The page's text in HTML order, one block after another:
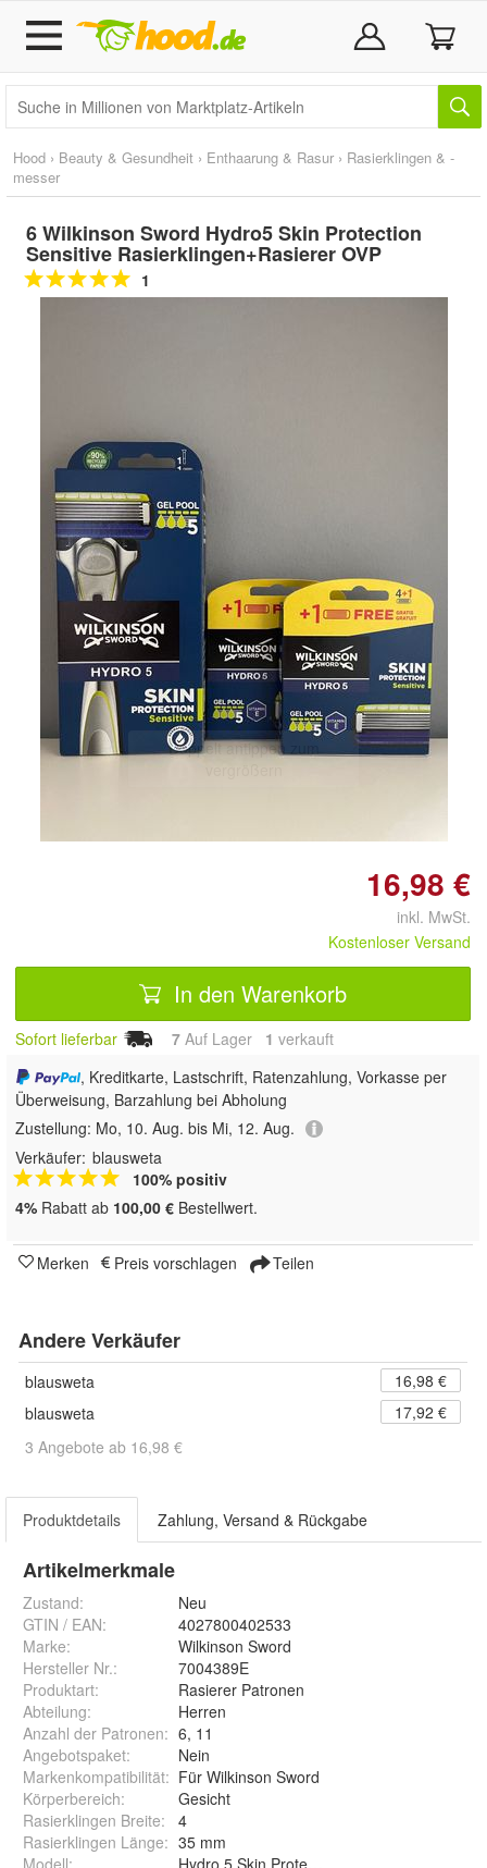
Hood › Beauty & Gesundheit › Enthaarung & Rasur › Rasierklingen & -
messer
6 Wilkinson Sword Hydro5 Skin Protection
Sensitive Rasierklingen+Rasierer OVP
1
Doppelt antippen zum
16,98 €
inkl. MwSt.
Kostenloser Versand
In den Warenkorb
Sofort lieferbar 7 Auf Lager 1 verkauft
, Kreditkarte, Lastschrift, Ratenzahlung, Vorkasse per
Überweisung, Barzahlung bei Abholung
Zustellung: Mo, 10. Aug. bis Mi, 12. Aug.
Verkäufer: blausweta
100% positiv
4% Rabatt ab 100,00 € Bestellwert.
Merken Preis vorschlagen Teilen
Andere Verkäufer
blausweta
16,98 €
blausweta
17,92 €
3 Angebote ab 16,98 €
Produktdetails Zahlung, Versand & Rückgabe
Artikelmerkmale
Zustand:
Neu
GTIN / EAN:
4027800402533
Marke:
Wilkinson Sword
Hersteller Nr.:
7004389E
Produktart:
Rasierer Patronen
Abteilung:
Herren
Anzahl der Patronen: 6, 11
Angebotspaket:
Nein
Markenkompatibilität:
Für Wilkinson Sword
Körperbereich:
Gesicht
Rasierklingen Breite:
4
Rasierklingen Länge: 35 mm